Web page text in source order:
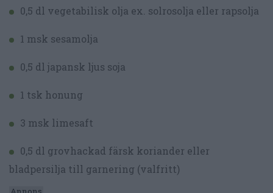
0,5 dl vegetabilisk olja ex. solrosolja eller rapsolja
1 msk sesamolja
0,5 dl japansk ljus soja
1 tsk honung
3 msk limesaft
0,5 dl grovhackad färsk koriander eller
bladpersilja till garnering (valfritt)